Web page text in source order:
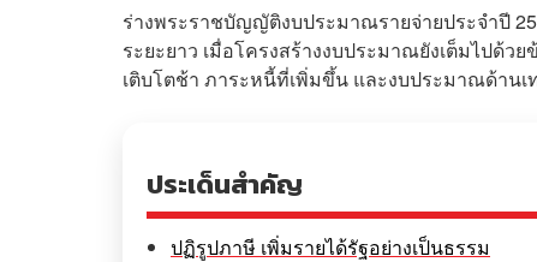
ร่างพระราชบัญญัติงบประมาณรายจ่ายประจำปี
ระยะยาว เมื่อโครงสร้างงบประมาณยังเต็มไปด้ว
เติบโตช้า ภาระหนี้ที่เพิ่มขึ้น และงบประมาณด้าน
ประเด็นสำคัญ
ปฏิรูปภาษี เพิ่มรายได้รัฐอย่างเป็นธรรม